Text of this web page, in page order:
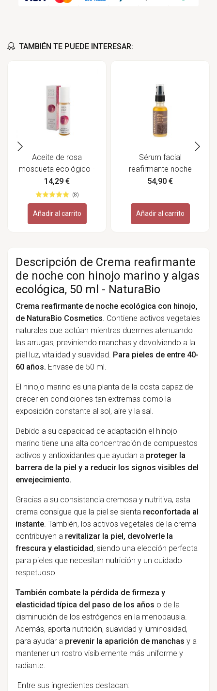
TAMBIÉN TE PUEDE INTERESAR:
Aceite de rosa
mosqueta ecológico -
Amapola Biocosmetics
14,29 €
(8)
Añadir al carrito
Sérum facial
reafirmante noche
ecológico, Eterna 30 ml
54,90 €
Añadir al carrito
Descripción de Crema reafirmante
de noche con hinojo marino y algas
ecológica, 50 ml - NaturaBio
Crema reafirmante de noche ecológica con hinojo,
de NaturaBio Cosmetics. Contiene activos vegetales
naturales que actúan mientras duermes atenuando
las arrugas, previniendo manchas y devolviendo a la
piel luz, vitalidad y suavidad. Para pieles de entre 40-
60 años. Envase de 50 ml.
El hinojo marino es una planta de la costa capaz de
crecer en condiciones tan extremas como la
exposición constante al sol, aire y la sal.
Debido a su capacidad de adaptación el hinojo
marino tiene una alta concentración de compuestos
activos y antioxidantes que ayudan aproteger la
barrera de la piel y a reducir los signos visibles del
envejecimiento.
Gracias a su consistencia cremosa y nutritiva, esta
crema consigue que la piel se sienta reconfortada al
instante. También, los activos vegetales de la crema
contribuyen a revitalizar la piel, devolverle la
frescura y elasticidad, siendo una elección perfecta
para pieles que necesitan nutrición y un cuidado
respetuoso.
También combate la pérdida de firmeza y
elasticidad típica del paso de los años o de la
disminución de los estrógenos en la menopausia.
Además, aporta nutrición, suavidad y luminosidad,
para ayudar a prevenir la aparición de manchas y a
mantener un rostro visiblemente más uniforme y
radiante.
Entre sus ingredientes destacan: